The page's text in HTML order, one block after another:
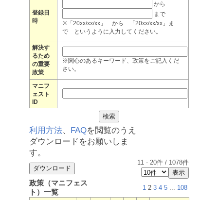
登録日
時
から
まで
※「20xx/xx/xx」 から 「20xx/xx/xx」ま
で というように入力してください。
解決す
るため
の重要
政策
※関心のあるキーワード、政策をご記入くだ
さい。
マニフ
ェスト
ID
利用方法、 FAQを閲覧のうえ
ダウンロードをお願いしま
す。
11 - 20件 / 1078件
政策（マニフェス
ト）一覧
1 2 3 4 5 ... 108